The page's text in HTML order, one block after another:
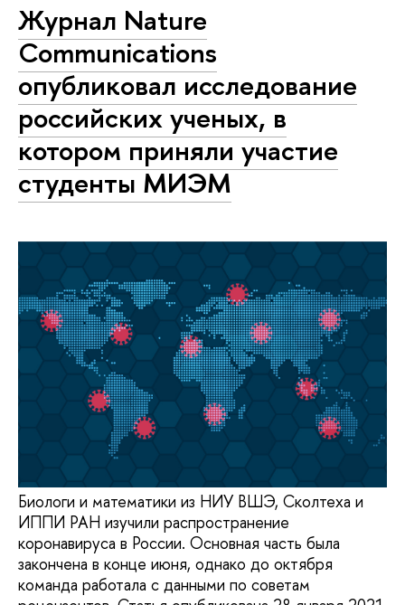
Журнал Nature
Communications
опубликовал исследование
российских ученых, в
котором приняли участие
студенты МИЭМ
Биологи и математики из НИУ ВШЭ, Сколтеха и
ИППИ РАН изучили распространение
коронавируса в России. Основная часть была
закончена в конце июня, однако до октября
команда работала с данными по советам